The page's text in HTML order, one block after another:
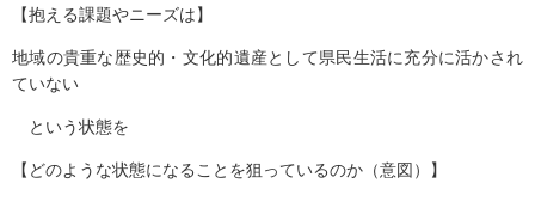
【抱える課題やニーズは】
地域の貴重な歴史的・文化的遺産として県民生活に充分に活かされ
ていない
という状態を
【どのような状態になることを狙っているのか（意図）】